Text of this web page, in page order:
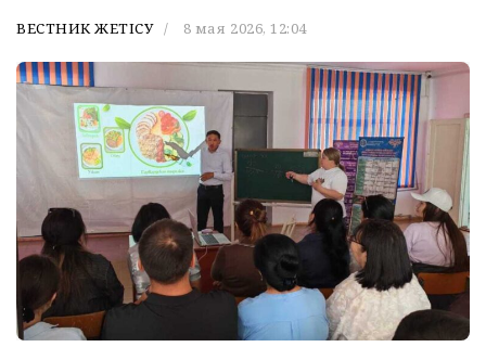
ВЕСТНИК ЖЕТІСУ 8 мая 2026, 12:04